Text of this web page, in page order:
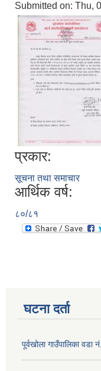
Submitted on: Thu,
प्रकार:
सूचना तथा समाचार
आर्थिक वर्ष:
८०/८१
घटना दर्ता
पूर्वखोला गाउँपालिका वडा